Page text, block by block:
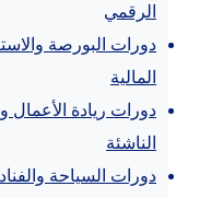
الرقمي
دورات البورصة
المالية
دورات ريادة
الناشئة
دورات السياحة